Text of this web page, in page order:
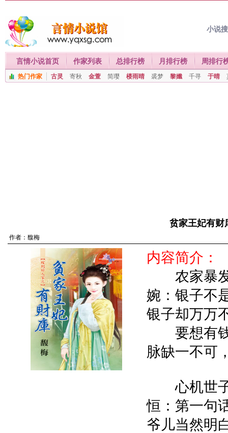
小说
言情小说首页 作家列表 总排行榜 月排行榜 周排行
热门作家 古灵 寄秋 金萱 简璎 楼雨晴 裘梦 黎孅 千寻 于晴
贫家王妃有财
作者： 馥梅
内容简介：
农家暴
婉：银子不
银子却万万
要想有钱
脉缺一不可
心机世
恒：第一句
爷儿当然明